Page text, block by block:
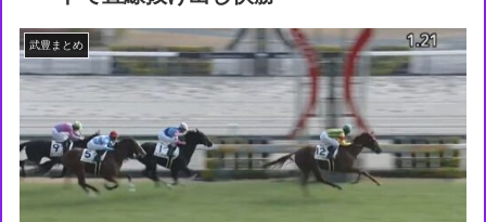
武豊まとめ